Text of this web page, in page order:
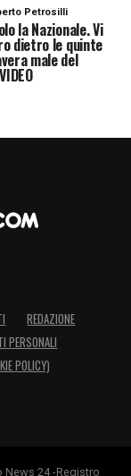
squadra e
alla vetta
recupero
NEWS
Petrosilli
la Nazionale. Vi
dietro le quinte
male del
REDAZIONE
PERSONALI
POLICY)
24 -Registro